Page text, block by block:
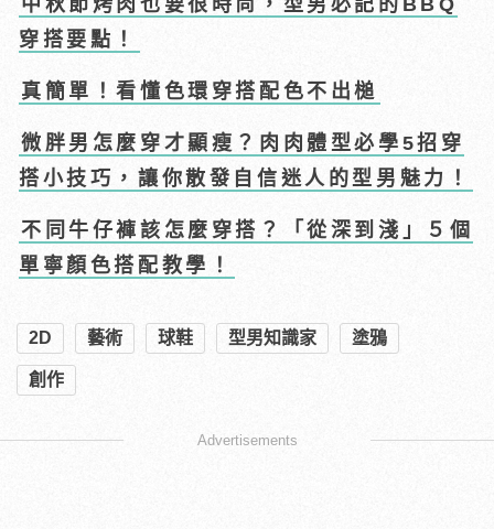
穿搭要點！
真簡單！看懂色環穿搭配色不出槌
微胖男怎麼穿才顯瘦？肉肉體型必學5招穿
搭小技巧，讓你散發自信迷人的型男魅力！
不同牛仔褲該怎麼穿搭？「從深到淺」５個
單寧顏色搭配教學！
2D 藝術 球鞋 型男知識家 塗鴉
創作
Advertisements